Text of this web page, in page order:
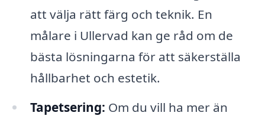
att välja rätt färg och teknik. En
målare i Ullervad kan ge råd om de
bästa lösningarna för att säkerställa
hållbarhet och estetik.
Tapetsering: Om du vill ha mer än